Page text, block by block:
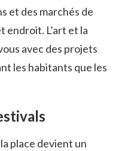
et des marchés de
L’art et la
avec des projets
les habitants que les
place devient un